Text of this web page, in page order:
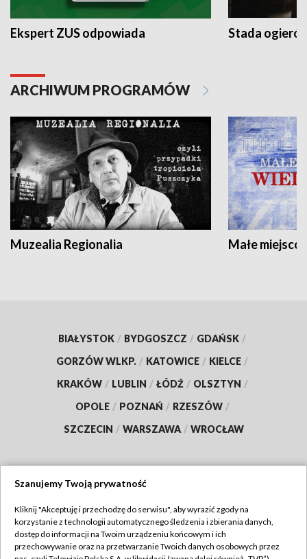
Ekspert ZUS odpowiada Stada
ARCHIWUM PROGRAMÓW
Muzealia Regionalia Małe
BIAŁYSTOK / BYDGOSZCZ / GDAŃSK /
GORZÓW WLKP. / KATOWICE / KIELCE /
KRAKÓW / LUBLIN / ŁÓDŹ / OLSZTYN /
OPOLE / POZNAŃ / RZESZÓW /
SZCZECIN / WARSZAWA / WROCŁAW
TVP
Abonament TVP
Regulamin TVP
Szanujemy Twoją prywatność
Kliknij "Akceptuję i przechodzę do serwisu", aby wyrazić zgody na
korzystanie z technologii automatycznego śledzenia i zbierania danych,
dostęp do informacji na Twoim urządzeniu końcowym i ich
przechowywanie oraz na przetwarzanie Twoich danych osobowych przez